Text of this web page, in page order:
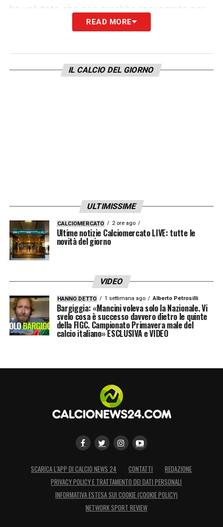
ha valutato che non avrebbe recuperato per
la partita di sabato, lasciando alla Dea il
e accurata il suo recupero a Bergamo)
svolgendo lavoro individuale con Zaniolo,
READ MORE
IL CALCIO DEL GIORNO
ULTIMISSIME
CALCIOMERCATO 2 ore ago
Ultime notizie Calciomercato LIVE: tutte le
novità del giorno
VIDEO
HANNO DETTO 1 settimana ago Alberto Petrosilli
Bargiggia: «Mancini voleva solo la Nazionale. Vi
svelo cosa è successo davvero dietro le quinte
della FIGC. Campionato Primavera male del
calcio italiano» ESCLUSIVA e VIDEO
SCARICA L’APP DI CALCIO NEWS 24 CONTATTI
REDAZIONE
PRIVACY POLICY E TRATTAMENTO DEI DATI PERSONALI
INFORMATIVA ESTESA SUI COOKIE (COOKIE POLICY)
NETWORK SPORT REVIEW